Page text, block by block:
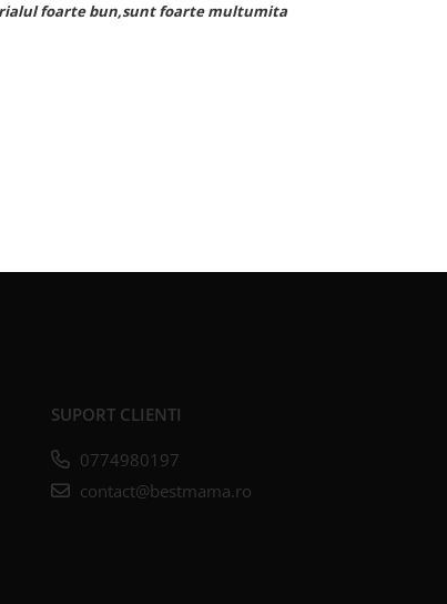
foarte bun,sunt foarte multumita
SUPORT CLIENTI
0774980197
contact@bestmama.ro